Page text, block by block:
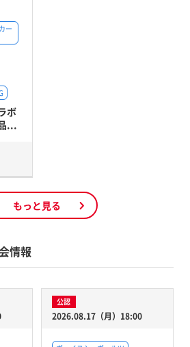
ー
ボ
...
もっと見る
情報
公認
2026.08.17（月）18:00